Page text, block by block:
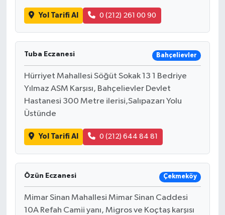
Yol Tarifi Al 0 (212) 261 00 90
Tuba Eczanesi Bahçelievler
Hürriyet Mahallesi Söğüt Sokak 13 1 Bedriye
Yılmaz ASM Karşısı, Bahçelievler Devlet
Hastanesi 300 Metre ilerisi,Salıpazarı Yolu
Üstünde
Yol Tarifi Al 0 (212) 644 84 81
Özün Eczanesi Çekmeköy
Mimar Sinan Mahallesi Mimar Sinan Caddesi
10A Refah Camii yanı, Migros ve Koçtaş karşısı